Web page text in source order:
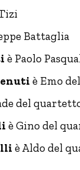
Battaglia
è Paolo
è Emo
del
è Gino del
è Aldo del